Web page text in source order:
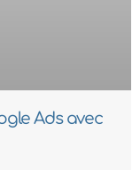
Ads avec